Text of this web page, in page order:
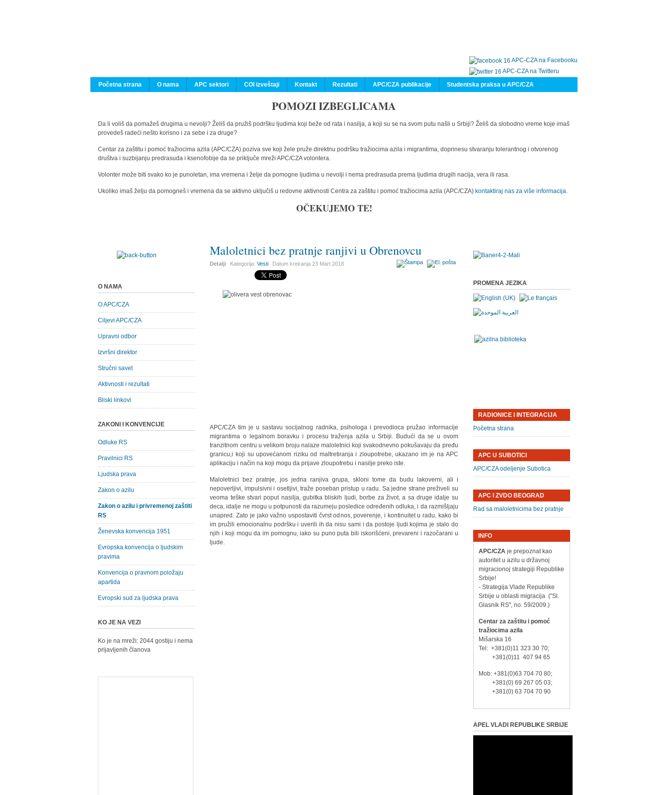
APC-CZA na Facebooku
APC-CZA na Twitteru
Početna strana
O nama APC sektori COI izveštaji Kontakt Rezultati APC/CZA publikacije Studentska praksa u APC/CZA
POMOZI IZBEGLICAMA
Da li voliš da pomažeš drugima u nevolji? Želiš da pružiš podršku ljudima koji beže od rata i nasilja, a koji su se na svom putu našli u Srbiji? Želiš da slobodno vreme koje imaš
provedeš radeći nešto korisno i za sebe i za druge?
Centar za zaštitu i pomoć tražiocima azila (APC/CZA) poziva sve koji žele pruže direktnu podršku tražiocima azila i migrantima, doprinesu stvaranju tolerantnog i otvorenog
društva i suzbijanju predrasuda i ksenofobije da se priključe mreži APC/CZA volontera.
Volonter može biti svako ko je punoletan, ima vremena i želje da pomogne ljudima u nevolji i nema predrasuda prema ljudima drugih nacija, vera ili rasa.
Ukoliko imaš želju da pomogneš i vremena da se aktivno uključiš u redovne aktivnosti Centra za zaštitu i pomoć tražiocima azila (APC/CZA) kontaktiraj nas za više informacija.
OČEKUJEMO TE!
Maloletnici bez pratnje ranjivi u Obrenovcu
Detalji Kategorija:Vesti Datum kreiranja23 Mart 2018
APC/CZA tim je u sastavu socijalnog radnika, psihologa i prevodioca pružao informacije
migrantima o legalnom boravku i procesu traženja azila u Srbiji. Budući da se u ovom
tranzitnom centru u velikom broju nalaze maloletnici koji svakodnevno pokušavaju da pređu
granicu,i koji su upovećanom riziku od maltretiranja i zloupotrebe, ukazano im je na APC
aplikaciju i način na koji mogu da prijave zloupotrebu i nasilje preko iste.
Maloletnici bez pratnje, jos jedna ranjiva grupa, skloni tome da budu lakoverni, ali i
nepoverljivi, impulsivni i osetljivi, traže poseban pristup u radu. Sa jedne strane preživeli su
veoma teške stvari poput nasilja, gubitka bliskih ljudi, borbe za život, a sa druge idalje su
deca, idalje ne mogu u potpunosti da razumeju posledice određenih odluka, i da razmišljaju
unapred. Zato je jako važno uspostaviti čvrst odnos, poverenje, i kontinuitet u radu, kako bi
im pružili emocionalnu podršku i uverili ih da nisu sami i da postoje ljudi kojima je stalo do
njih i koji mogu da im pomognu, iako su puno puta bili iskorišćeni, prevareni i razočarani u
ljude.
O NAMA
O APC/CZA
Ciljevi APC/CZA
Upravni odbor
Izvršni direktor
Stručni savet
Aktivnosti i rezultati
Bliski linkovi
ZAKONI I KONVENCIJE
Odluke RS
Pravilnici RS
Ljudska prava
Zakon o azilu
Zakon o azilu i privremenoj zaštiti
RS
Ženevska konvencija 1951
Evropska konvencija o ljudskim
pravima
Konvencija o pravnom položaju
apartida
Evropski sud za ljudska prava
KO JE NA VEZI
Ko je na mreži: 2044 gostiju i nema
prijavljenih članova
PROMENA JEZIKA
RADIONICE I INTEGRACIJA
Početna strana
APC U SUBOTICI
APC/CZA odeljenje Subotica
APC I ZVDO BEOGRAD
Rad sa maloletnicima bez pratnje
INFO
APC/CZAje prepoznat kao
autoritet u azilu u državnoj
migracionoj strategiji Republike
Srbije!
- Strategija Vlade Republike
Srbije u oblasti migracija ("Sl.
Glasnik RS", no. 59/2009.)
Centar za zaštitu i pomoć
tražiocima azila
Mišarska 16
Tel: +381(0)11 323 30 70;
+381(0)11 407 94 65
Mob: +381(0)63 704 70 80;
+381(0) 69 267 05 03;
+381(0) 63 704 70 90
APEL VLADI REPUBLIKE SRBIJE